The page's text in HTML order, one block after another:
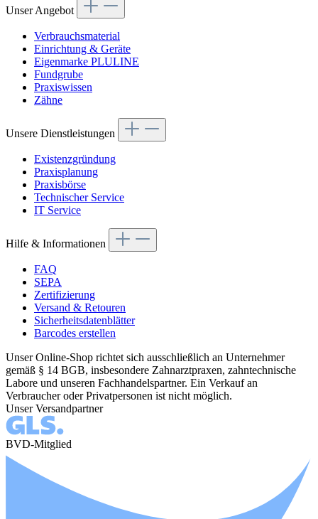
Unser Angebot
Verbrauchsmaterial
Einrichtung & Geräte
Eigenmarke PLULINE
Fundgrube
Praxiswissen
Zähne
Unsere Dienstleistungen
Existenzgründung
Praxisplanung
Praxisbörse
Technischer Service
IT Service
Hilfe & Informationen
FAQ
SEPA
Zertifizierung
Versand & Retouren
Sicherheitsdatenblätter
Barcodes erstellen
Unser Online-Shop richtet sich ausschließlich an Unternehmer
gemäß § 14 BGB, insbesondere Zahnarztpraxen, zahntechnische
Labore und unseren Fachhandelspartner. Ein Verkauf an
Verbraucher oder Privatpersonen ist nicht möglich.
Unser Versandpartner
BVD-Mitglied